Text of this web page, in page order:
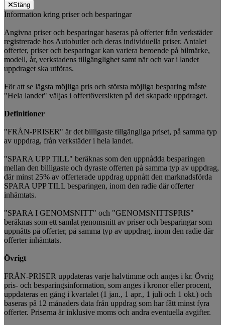
Stäng
Information kring priser och besparingar
Angivna priser och besparingar baseras på offerter från verkstäder
registrerade hos Autobutler och deras individuella priser. Antalet
offerter, priser och besparingar kan variera beroende på bilmärke,
modell, år, verkstadens tillgänglighet samt när och var i landet
uppdraget ska utföras.
För att se lägsta möjliga pris och största möjliga besparing måste
"Hela landet" väljas i offertöversikten på det skapade uppdraget.
Definitioner
"FRÅN-PRISER" är det billigaste tillgängliga priset, på samma typ
av uppdrag, från verkstäder i hela landet.
"SPARA UPP TILL" beräknas som den uppnådda besparingen
mellan den billigaste och dyraste offerten på samma typ av uppdrag,
där minst 25% av offerterade uppdrag uppnått den marknadsförda
SPARA UPP TILL besparingen, inom den radie där offerter
inhämtats.
"SPARA I GENOMSNITT" och "GENOMSNITTSPRIS"
beräknas som ett samlat genomsnitt av priser och besparingar som
uppnåtts på offerter, på samma typ av uppdrag, inom den radie där
offerter inhämtats.
Övrigt
FRÅN-PRISER uppdateras varje halvtimme och anges i kr. Övrig
pris- och besparingsinformation, som anges i kronor eller procent,
uppdateras en gång i kvartalet (1 jan., 1 apr., 1 juli och 1 okt.) och
baseras på 12 månaders data från uppdrag som har fått minst fyra
offerter. Priserna är inklusive moms och andra eventuella avgifter.